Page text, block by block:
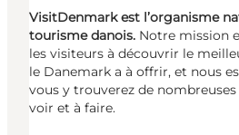
VisitDenmark est l’organisme
tourisme danois. Notre mission
les visiteurs à découvrir le
le Danemark a à offrir, et nous
vous y trouverez de nombreuses
voir et à faire.